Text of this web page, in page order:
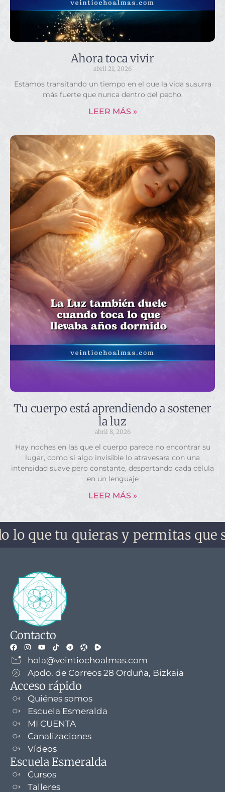
Ahora toca vivir
abril 21, 2026
Estamos transitando un tiempo en el que la vida susurra
más fuerte que nunca dentro del pecho.
LEER MÁS »
Tu cuerpo está aprendiendo a sostener
la luz
abril 8, 2026
Hay noches en las que el cuerpo parece no encontrar su
lugar, como si algo invisible lo atravesara con una
intensidad suave pero constante, despertando cada célula
en un lenguaje
LEER MÁS »
tu quieras y permitas que sea.
Contacto
hola@veintiochoalmas.com
Apdo. de Correos 28 Orduña, Bizkaia
Acceso rápido
Quiénes somos
Escuela Esmeralda
MI CUENTA
Canalizaciones
Vídeos
Escuela Esmeralda
Cursos
Talleres